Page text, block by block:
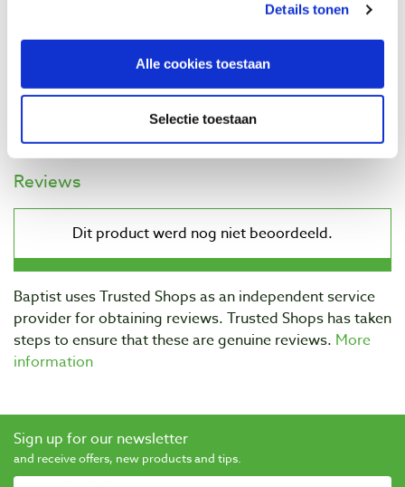
Details tonen
Alle cookies toestaan
Selectie toestaan
€ 41,70 incl. VAT
€ 34,46 excl. VAT
In stock
Compare
Reviews
Baptist uses Trusted Shops as an independent service
provider for obtaining reviews. Trusted Shops has taken
steps to ensure that these are genuine reviews. More
information
Sign up for our newsletter
and receive offers, new products and tips.